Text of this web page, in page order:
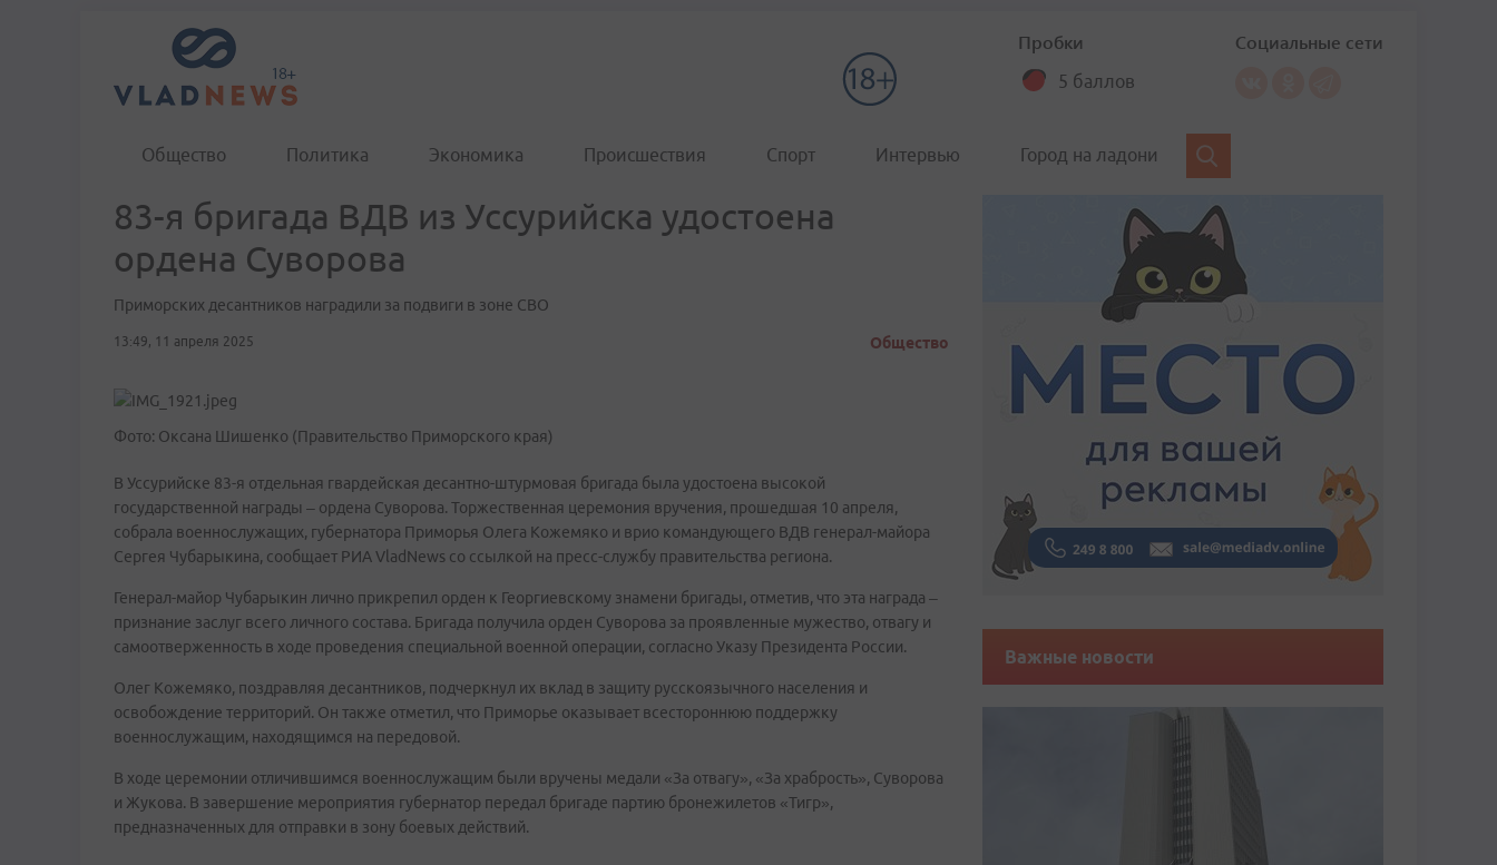
Пробки
5 баллов
Социальные сети
Общество Политика Экономика Происшествия Спорт Интервью Город на ладони
83-я бригада ВДВ из Уссурийска удостоена
ордена Суворова
Приморских десантников наградили за подвиги в зоне СВО
13:49, 11 апреля 2025 Общество
Фото: Оксана Шишенко (Правительство Приморского края)
В Уссурийске 83-я отдельная гвардейская десантно-штурмовая бригада была удостоена высокой
государственной награды – ордена Суворова. Торжественная церемония вручения, прошедшая 10 апреля,
собрала военнослужащих, губернатора Приморья Олега Кожемяко и врио командующего ВДВ генерал-майора
Сергея Чубарыкина, сообщает РИА VladNews со ссылкой на пресс-службу правительства региона.
Генерал-майор Чубарыкин лично прикрепил орден к Георгиевскому знамени бригады, отметив, что эта награда –
признание заслуг всего личного состава. Бригада получила орден Суворова за проявленные мужество, отвагу и
самоотверженность в ходе проведения специальной военной операции, согласно Указу Президента России.
Олег Кожемяко, поздравляя десантников, подчеркнул их вклад в защиту русскоязычного населения и
освобождение территорий. Он также отметил, что Приморье оказывает всестороннюю поддержку
военнослужащим, находящимся на передовой.
В ходе церемонии отличившимся военнослужащим были вручены медали «За отвагу», «За храбрость», Суворова
и Жукова. В завершение мероприятия губернатор передал бригаде партию бронежилетов «Тигр»,
предназначенных для отправки в зону боевых действий.
Важные новости